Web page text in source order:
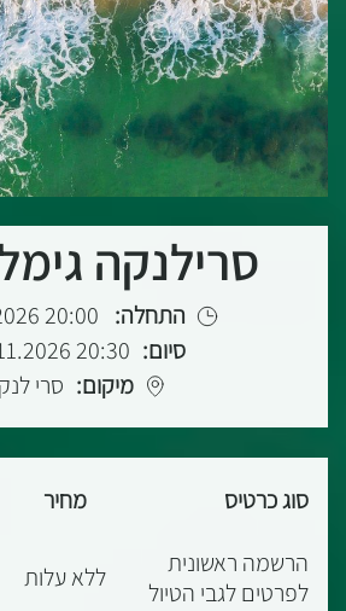
סרילנקה
התחלה: 20:00 02.11.2026
סיום: 20:30 11.11.2026
מיקום: סרי
סוג כרטיס מחיר
הרשמה ראשונית
לפרטים לגבי הטיול
ללא עלות